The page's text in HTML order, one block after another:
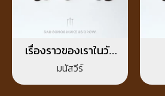
เรื่องราวของเราในวัน
วาน
มนัสวีร์